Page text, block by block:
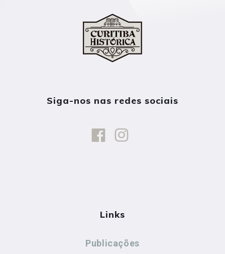
Siga-nos nas redes sociais
Links
Publicações